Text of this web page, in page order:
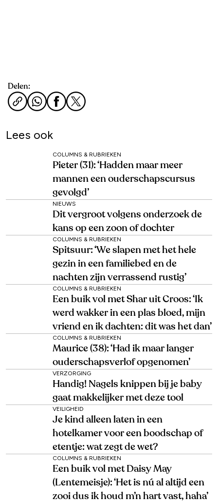
Delen:
Lees ook
COLUMNS & RUBRIEKEN
Pieter (31): ‘Hadden maar meer
mannen een ouderschapscursus
gevolgd’
NIEUWS
Dit vergroot volgens onderzoek de
kans op een zoon of dochter
COLUMNS & RUBRIEKEN
Spitsuur: ‘We slapen met het hele
gezin in een familiebed en de
nachten zijn verrassend rustig’
COLUMNS & RUBRIEKEN
Een buik vol met Shar uit Croos: ‘Ik
werd wakker in een plas bloed, mijn
vriend en ik dachten: dit was het dan’
COLUMNS & RUBRIEKEN
Maurice (38): ‘Had ik maar langer
ouderschapsverlof opgenomen’
VERZORGING
Handig! Nagels knippen bij je baby
gaat makkelijker met deze tool
VEILIGHEID
Je kind alleen laten in een
hotelkamer voor een boodschap of
etentje: wat zegt de wet?
COLUMNS & RUBRIEKEN
Een buik vol met Daisy May
(Lentemeisje): ‘Het is nú al altijd een
zooi dus ik houd m’n hart vast, haha’